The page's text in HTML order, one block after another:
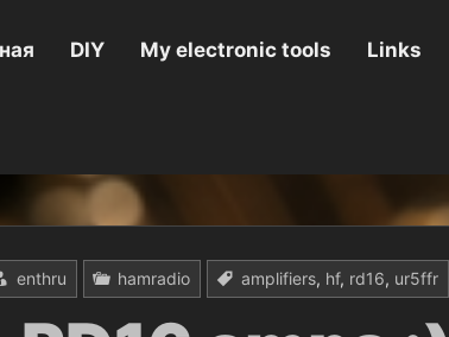
DIY My electronic tools Links
enthru hamradio amplifiers, hf, rd16, ur5ffr